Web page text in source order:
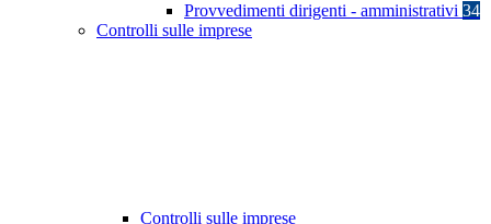
Provvedimenti dirigenti - amministrativi 34
Controlli sulle imprese
Controlli sulle imprese